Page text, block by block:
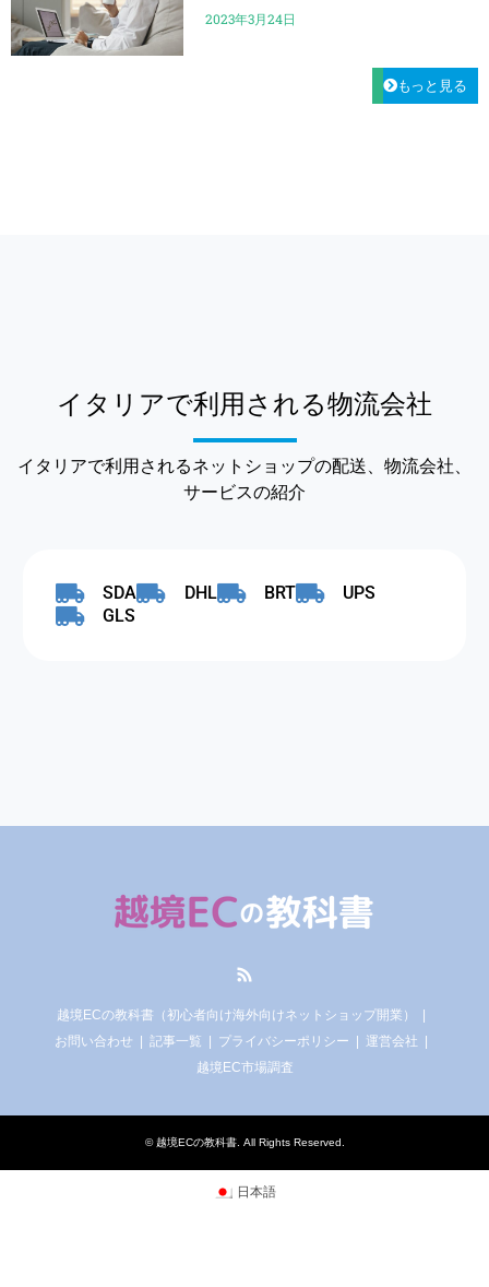
2023年3月24日
もっと見る
イタリアで利用される物流会社
イタリアで利用されるネットショップの配送、物流会社、
サービスの紹介
SDA DHL BRT
UPS
GLS
越境ECの教科書（初心者向け海外向けネットショップ開業）
お問い合わせ
記事一覧 プライバシーポリシー
運営会社
越境EC市場調査
©越境ECの教科書. All Rights Reserved.
日本語